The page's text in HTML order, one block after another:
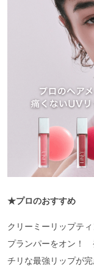
★プロのおすすめ
クリーミーリップテ
プランパーをオン！
チリな最強リップが完